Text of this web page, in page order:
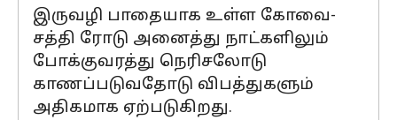
இருவழி பாதையாக உள்ள கோவை-
சத்தி ரோடு அனைத்து நாட்களிலும்
போக்குவரத்து நெரிசலோடு
காணப்படுவதோடு விபத்துகளும்
அதிகமாக ஏற்படுகிறது.